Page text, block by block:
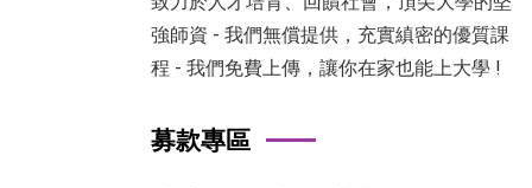
強師資 - 我們無償提供，充實縝密的優質課
程 - 我們免費上傳，讓你在家也能上大學 !
募款專區